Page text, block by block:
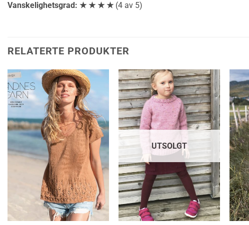
Vanskelighetsgrad: ★ ★ ★ ★(4 av 5)
RELATERTE PRODUKTER
UTSOLGT